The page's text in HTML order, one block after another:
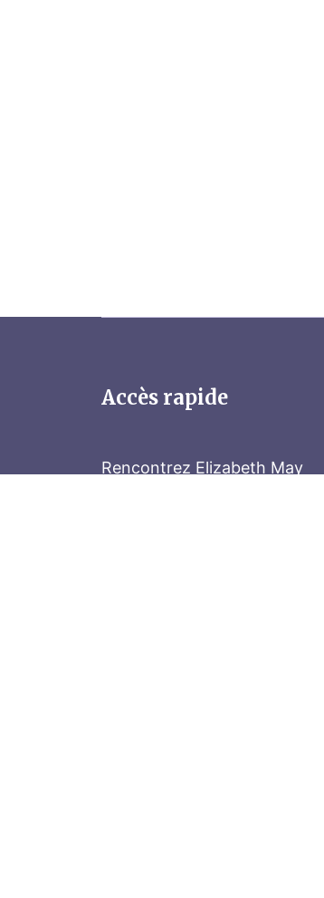
Accès rapide
Rencontrez Elizabeth May